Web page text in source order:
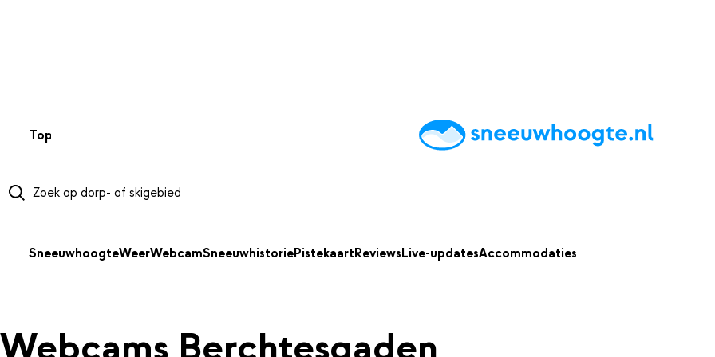
Top 50 AccommodatiesTipsReviewsLive updatesApp
SneeuwhoogteWeerWebcamSneeuwhistoriePistekaartReviewsLive-updatesAccommodaties